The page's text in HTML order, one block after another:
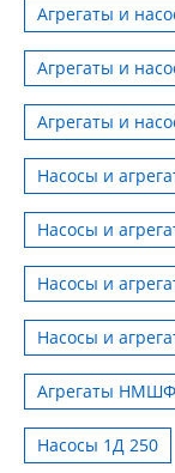
Агрегаты и
Агрегаты и
Агрегаты и
Насосы и
Насосы и
Насосы и
Насосы и
Агрегаты НМШФ
Насосы 1Д 250